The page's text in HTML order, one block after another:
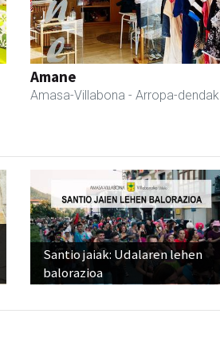
Amane
Amasa-Villabona - Arropa-dendak
Santio jaiak: Udalaren lehen
balorazioa